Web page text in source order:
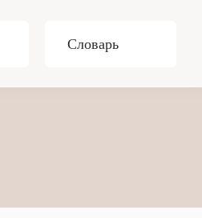
Словарь